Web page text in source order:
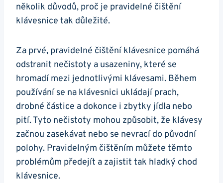
několik důvodů, proč je pravidelné čištění
klávesnice tak ⁣důležité.
Za prvé, pravidelné‍ čištění klávesnice pomáhá
odstranit nečistoty a usazeniny, které se
hromadí mezi jednotlivými klávesami. Během
používání se na klávesnici ukládají prach,
drobné částice ⁣a dokonce i zbytky jídla⁢ nebo
pití. Tyto nečistoty mohou způsobit, že klávesy​
začnou zasekávat⁤ nebo se nevrací do původní
polohy. Pravidelným čištěním můžete těmto
problémům předejít a zajistit tak hladký chod
klávesnice.